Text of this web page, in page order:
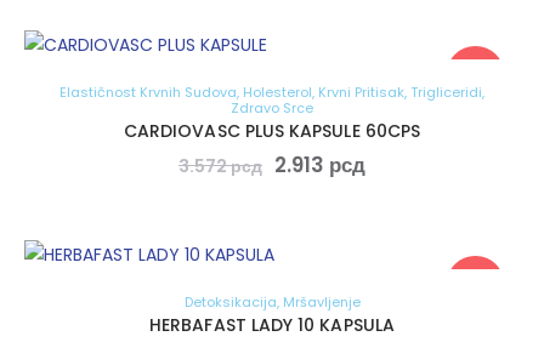
Elastičnost Krvnih Sudova, Holesterol, Krvni Pritisak, Trigliceridi,
Zdravo Srce
CARDIOVASC PLUS KAPSULE 60CPS
3.572рсд 2.913 рсд
Detoksikacija, Mršavljenje
HERBAFAST LADY 10 KAPSULA